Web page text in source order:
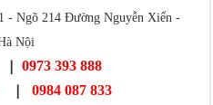
- Ngõ 214 Đường Nguyễn Xiển -
Nội
|
0973 393 888
| 0984 087 833